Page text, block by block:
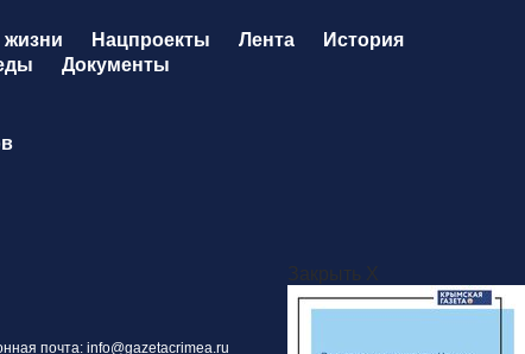
Закрыть X
жизни Нацпроекты Лента
История
Документы
почта: info@gazetacrimea.ru